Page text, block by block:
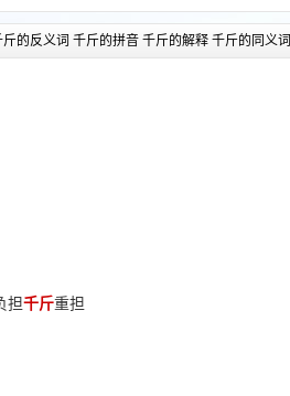
的反义词 千斤的拼音 千斤的解释 千斤的同义词
担千斤重担